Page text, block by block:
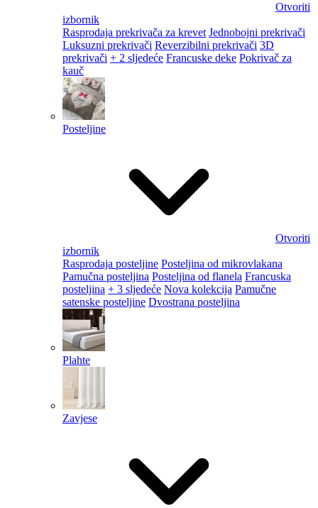
Otvoriti
izbornik
Rasprodaja prekrivača za krevet Jednobojni prekrivači
Luksuzni prekrivači Reverzibilni prekrivači 3D
prekrivači + 2 sljedeće Francuske deke Pokrivač za
kauč
Posteljine
Otvoriti
izbornik
Rasprodaja posteljine Posteljina od mikrovlakana
Pamučna posteljina Posteljina od flanela Francuska
posteljina + 3 sljedeće Nova kolekcija Pamučne
satenske posteljine Dvostrana posteljina
Plahte
Zavjese